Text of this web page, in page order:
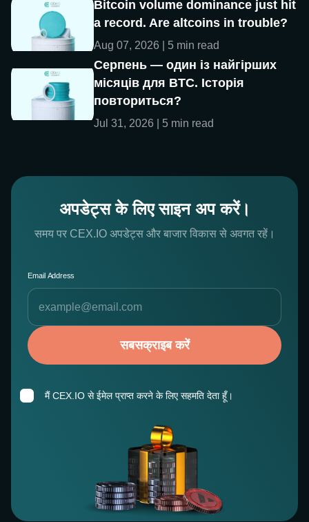
Bitcoin volume dominance just hit
a record. Are altcoins in trouble?
Aug 07, 2026 | 5 min read
Серпень — один із найгірших
місяців для BTC. Історія
повториться?
Jul 31, 2026 | 5 min read
अपडेट्स के लिए साइन अप करें।
समय पर CEX.IO अपडेट्स और बाजार विकास से अवगत रहें।
Email Address
सबसक्राइब करें
मैं CEX.IO से ईमेल प्राप्त करने के लिए सहमति देता हूँ।